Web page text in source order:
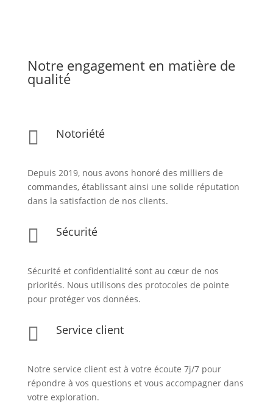
Notre engagement en matière de
qualité
 Notoriété
Depuis 2019, nous avons honoré des milliers de
commandes, établissant ainsi une solide réputation
dans la satisfaction de nos clients.
 Sécurité
Sécurité et confidentialité sont au cœur de nos
priorités. Nous utilisons des protocoles de pointe
pour protéger vos données.
 Service client
Notre service client est à votre écoute 7j/7 pour
répondre à vos questions et vous accompagner dans
votre exploration.